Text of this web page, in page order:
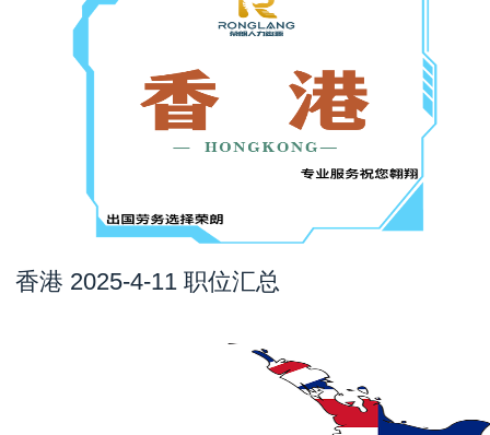
香港 2025-4-11 职位汇总